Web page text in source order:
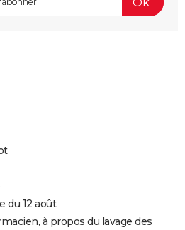
du 12 août
à propos du lavage des